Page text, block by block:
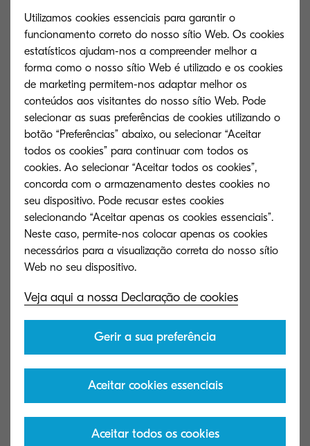
Linux Universal Driver (Phase 9.4)
260 MB ZIP
[Recommended] Linux printer driver packages
Rede de Assistência
Explore de que outras maneiras
podemos oferecer suporte para o seu
produto Kyocera.
Utilizamos cookies essenciais para garantir o
funcionamento correto do nosso sítio Web. Os cookies
estatísticos ajudam-nos a compreender melhor a
forma como o nosso sítio Web é utilizado e os cookies
de marketing permitem-nos adaptar melhor os
conteúdos aos visitantes do nosso sítio Web. Pode
selecionar as suas preferências de cookies utilizando o
botão “Preferências” abaixo, ou selecionar “Aceitar
todos os cookies” para continuar com todos os
cookies. Ao selecionar “Aceitar todos os cookies”,
concorda com o armazenamento destes cookies no
seu dispositivo. Pode recusar estes cookies
selecionando “Aceitar apenas os cookies essenciais”.
Neste caso, permite-nos colocar apenas os cookies
necessários para a visualização correta do nosso sítio
Veja aqui a nossa Declaração de cookies
Gerir a sua preferência
Aceitar cookies essenciais
Aceitar todos os cookies